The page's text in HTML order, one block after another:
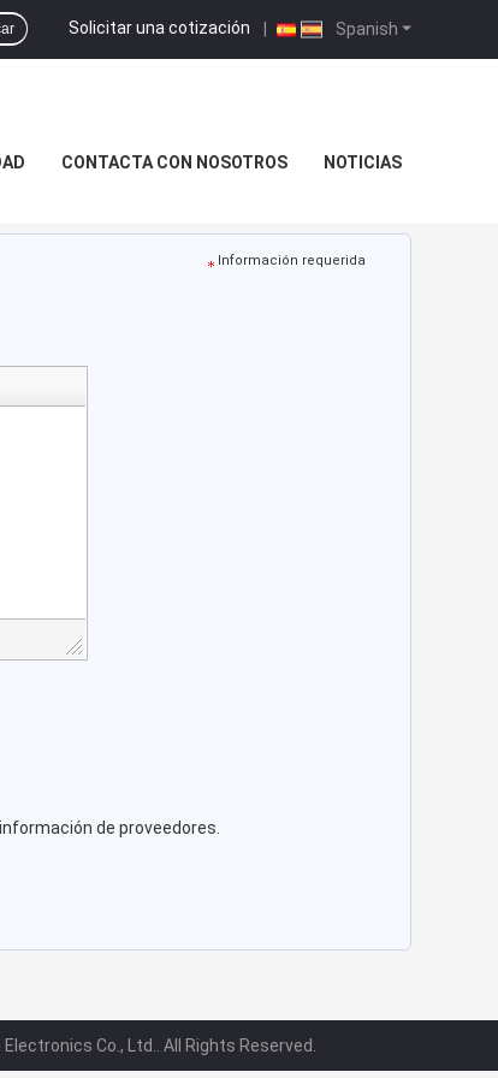
Spanish
Solicitar una cotización |
CONTACTA CON NOSOTROS NOTICIAS
Información requerida
de proveedores.
Co., Ltd.. All Rights Reserved.